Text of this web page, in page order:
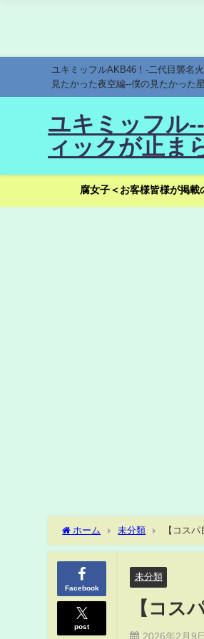
ユキミッフルAKB46！-二代目襲名
見たかった夜空編--僕の見たかった
ユキミッフル
ィックが止ま
腐女子＜お客様皆様が掲載
ホーム 未分類 【コス
Facebook
post
未分類
【コス
2026年2月9日